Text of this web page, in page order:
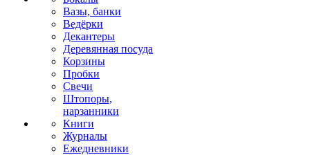
Вазы, банки
Ведёрки
Декантеры
Деревянная посуда
Корзины
Пробки
Свечи
Штопоры,
нарзанники
Книги
Журналы
Ежедневники